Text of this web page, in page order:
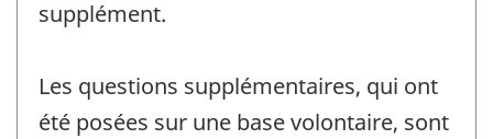
supplément.
Les questions supplémentaires, qui ont
été posées sur une base volontaire, sont